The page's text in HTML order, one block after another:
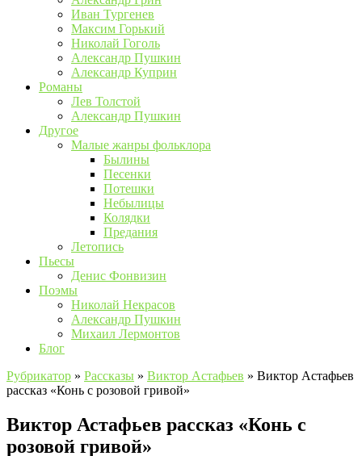
Иван Тургенев
Максим Горький
Николай Гоголь
Александр Пушкин
Александр Куприн
Романы
Лев Толстой
Александр Пушкин
Другое
Малые жанры фольклора
Былины
Песенки
Потешки
Небылицы
Колядки
Предания
Летопись
Пьесы
Денис Фонвизин
Поэмы
Николай Некрасов
Александр Пушкин
Михаил Лермонтов
Блог
Рубрикатор » Рассказы » Виктор Астафьев » Виктор Астафьев
рассказ «Конь с розовой гривой»
Виктор Астафьев рассказ «Конь с
розовой гривой»